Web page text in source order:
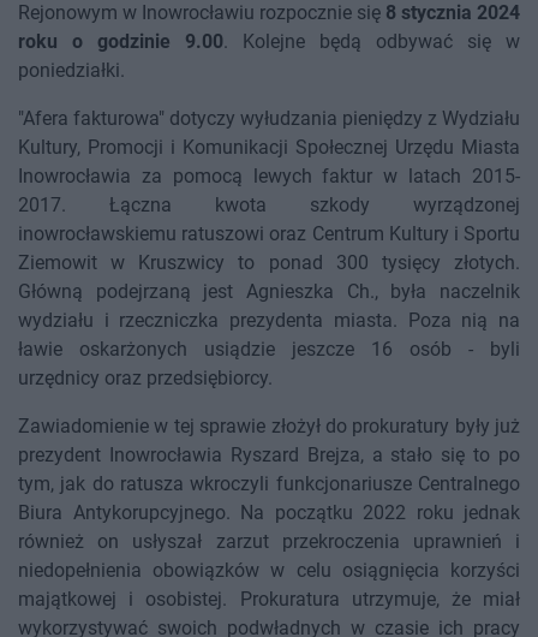
Rejonowym w Inowrocławiu rozpocznie się 8 stycznia 2024
roku o godzinie 9.00. Kolejne będą odbywać się w
poniedziałki.
"Afera fakturowa" dotyczy wyłudzania pieniędzy z Wydziału
Kultury, Promocji i Komunikacji Społecznej Urzędu Miasta
Inowrocławia za pomocą lewych faktur w latach 2015-
2017. Łączna kwota szkody wyrządzonej
inowrocławskiemu ratuszowi oraz Centrum Kultury i Sportu
Ziemowit w Kruszwicy to ponad 300 tysięcy złotych.
Główną podejrzaną jest Agnieszka Ch., była naczelnik
wydziału i rzeczniczka prezydenta miasta. Poza nią na
ławie oskarżonych usiądzie jeszcze 16 osób - byli
urzędnicy oraz przedsiębiorcy.
Zawiadomienie w tej sprawie złożył do prokuratury były już
prezydent Inowrocławia Ryszard Brejza, a stało się to po
tym, jak do ratusza wkroczyli funkcjonariusze Centralnego
Biura Antykorupcyjnego. Na początku 2022 roku jednak
również on usłyszał zarzut przekroczenia uprawnień i
niedopełnienia obowiązków w celu osiągnięcia korzyści
majątkowej i osobistej. Prokuratura utrzymuje, że miał
wykorzystywać swoich podwładnych w czasie ich pracy